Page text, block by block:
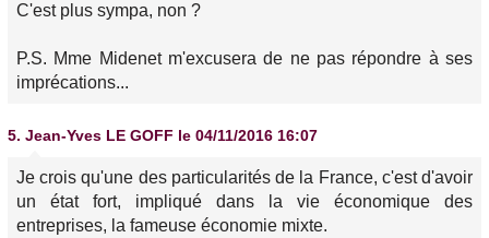
C'est plus sympa, non ?
P.S. Mme Midenet m'excusera de ne pas répondre à ses
imprécations...
5. Jean-Yves LE GOFF le 04/11/2016 16:07
Je crois qu'une des particularités de la France, c'est d'avoir
un état fort, impliqué dans la vie économique des
entreprises, la fameuse économie mixte.